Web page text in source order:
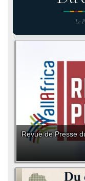
Le
Revue de Presse